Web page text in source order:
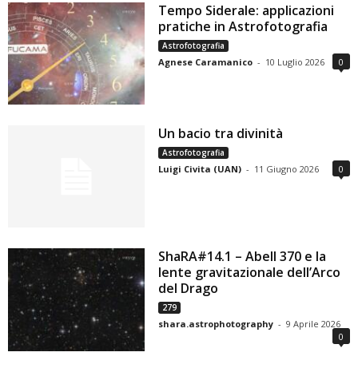
Tempo Siderale: applicazioni
pratiche in Astrofotografia
Astrofotografia
Agnese Caramanico - 10 Luglio 2026 0
Un bacio tra divinità
Astrofotografia
Luigi Civita (UAN) - 11 Giugno 2026 0
ShaRA#14.1 – Abell 370 e la
lente gravitazionale dell’Arco
del Drago
279
shara.astrophotography - 9 Aprile 2026
0